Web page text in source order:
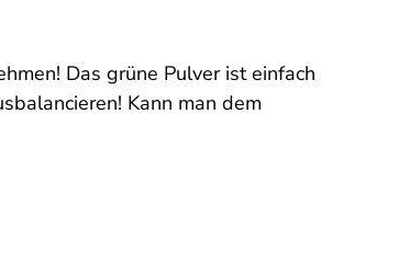
Das grüne Pulver ist einfach
Kann man dem